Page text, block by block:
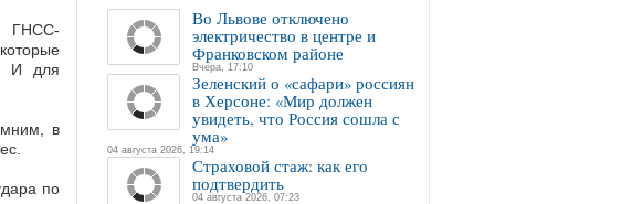
ГНСС-
И для
в
по
Во Львове отключено
электричество в центре и
Франковском районе
Вчера, 17:10
Зеленский о «сафари» россиян
в Херсоне: «Мир должен
увидеть, что Россия сошла с
ума»
04 августа 2026, 19:14
Страховой стаж: как его
подтвердить
04 августа 2026, 07:23